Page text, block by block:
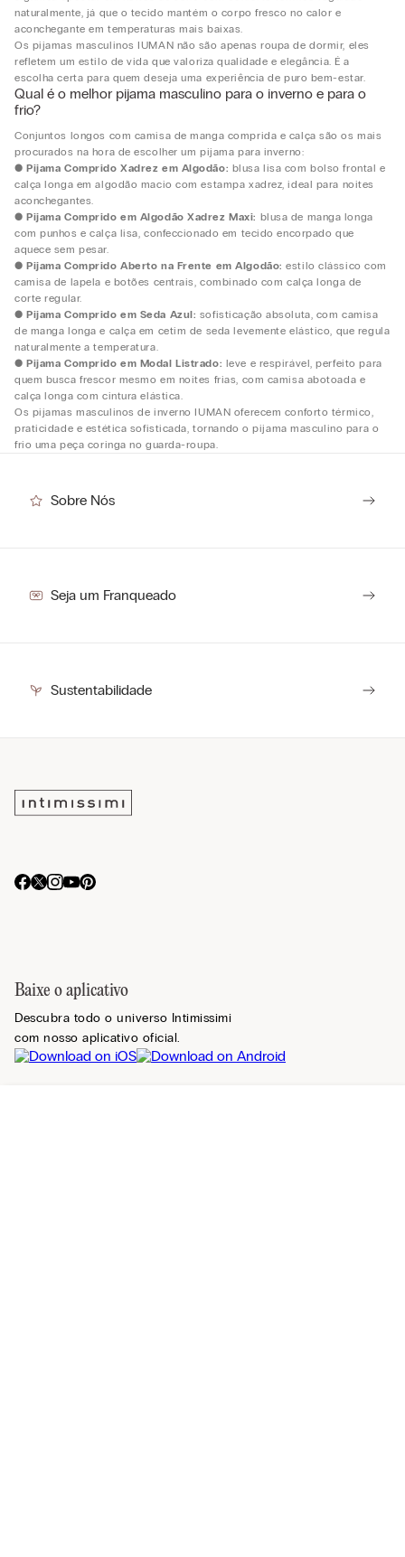
naturalmente, já que o tecido mantém o corpo fresco no calor e
aconchegante em temperaturas mais baixas.
Os pijamas masculinos IUMAN não são apenas roupa de dormir, eles
refletem um estilo de vida que valoriza qualidade e elegância. É a
escolha certa para quem deseja uma experiência de puro bem-estar.
Qual é o melhor pijama masculino para o inverno e para o
frio?
Conjuntos longos com camisa de manga comprida e calça são os mais
procurados na hora de escolher um pijama para inverno:
●Pijama Comprido Xadrez em Algodão: blusa lisa com bolso frontal e
calça longa em algodão macio com estampa xadrez, ideal para noites
aconchegantes.
●Pijama Comprido em Algodão Xadrez Maxi: blusa de manga longa
com punhos e calça lisa, confeccionado em tecido encorpado que
aquece sem pesar.
●Pijama Comprido Aberto na Frente em Algodão: estilo clássico com
camisa de lapela e botões centrais, combinado com calça longa de
corte regular.
●Pijama Comprido em Seda Azul: sofisticação absoluta, com camisa
de manga longa e calça em cetim de seda levemente elástico, que regula
naturalmente a temperatura.
●Pijama Comprido em Modal Listrado: leve e respirável, perfeito para
quem busca frescor mesmo em noites frias, com camisa abotoada e
calça longa com cintura elástica.
Os pijamas masculinos de inverno IUMAN oferecem conforto térmico,
praticidade e estética sofisticada, tornando o pijama masculino para o
frio uma peça coringa no guarda-roupa.
Sobre Nós
Seja um Franqueado
Sustentabilidade
Baixe o aplicativo
Descubra todo o universo Intimissimi
com nosso aplicativo oficial.